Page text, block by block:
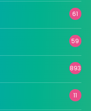
61
59
893
11